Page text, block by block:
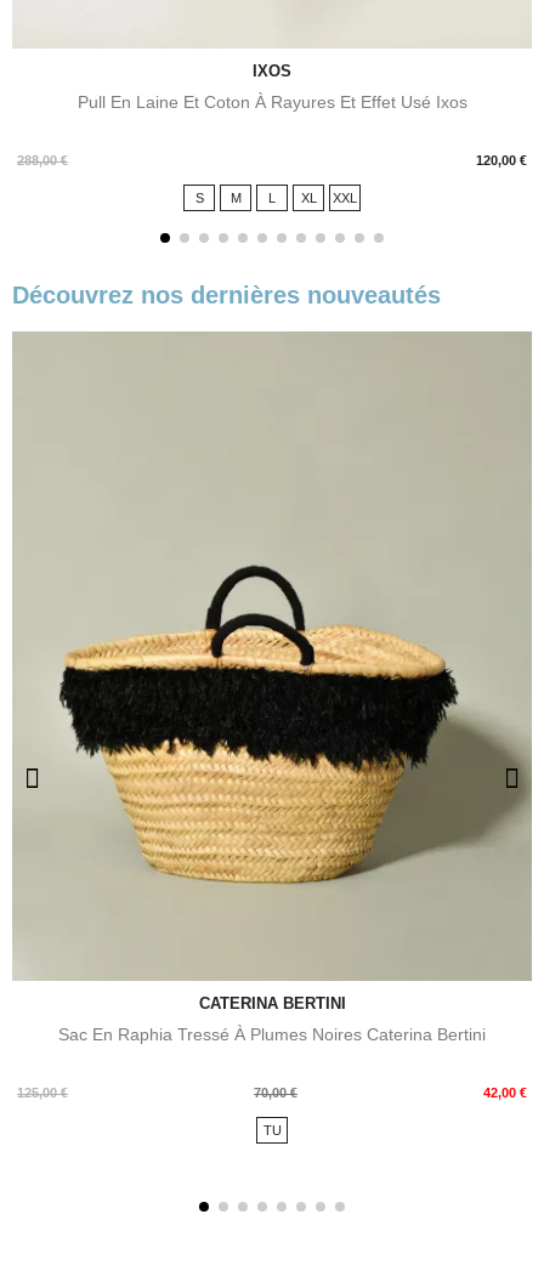
IXOS
Pull En Laine Et Coton À Rayures Et Effet Usé Ixos
288,00 € 120,00 €
Prix
S M L XL XXL
Découvrez nos dernières nouveautés
CATERINA BERTINI
Sac En Raphia Tressé À Plumes Noires Caterina Bertini
125,00 €
Prix
70,00 € 42,00 €
Prix
TU